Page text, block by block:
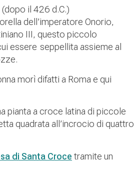
(dopo il 426 d.C.)
dell’imperatore Onorio,
III, questo piccolo
essere seppellita assieme al
morì difatti a Roma e qui
pianta a croce latina di piccole
quadrata all’incrocio di quattro
di Santa Croce tramite un